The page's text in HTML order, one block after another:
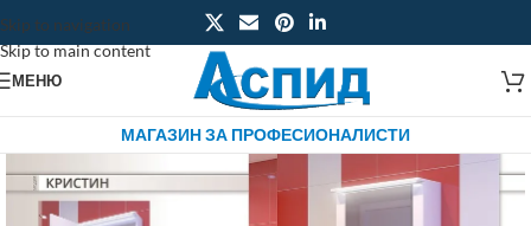
Skip to navigation
Skip to main content
МЕНЮ
МАГАЗИН ЗА ПРОФЕСИОНАЛИСТИ